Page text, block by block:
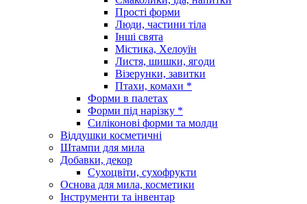
Прості форми
Люди, частини тіла
Інші свята
Містика, Хелоуїн
Листя, шишки, ягоди
Візерунки, завитки
Птахи, комахи *
Форми в палетах
Форми під нарізку *
Силіконові форми та молди
Віддушки косметичні
Штампи для мила
Добавки, декор
Сухоцвіти, сухофрукти
Основа для мила, косметики
Інструменти та інвентар